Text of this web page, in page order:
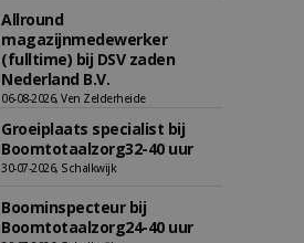
Allround
magazijnmedewerker
(fulltime) bij DSV zaden
Nederland B.V.
06-08-2026, Ven Zelderheide
Groeiplaats specialist bij
Boomtotaalzorg32-40 uur
30-07-2026, Schalkwijk
Boominspecteur bij
Boomtotaalzorg24-40 uur